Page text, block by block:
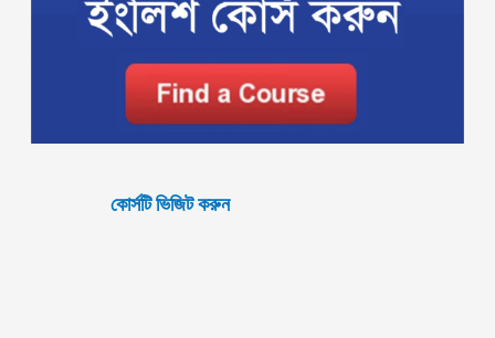
কোর্সটি ভিজিট করুন